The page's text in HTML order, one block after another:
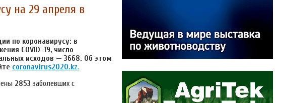
на 29 апреля в
по коронавирусу: в
COVID-19, число
исходов — 3668. Об этом
coronavirus2020.kz.
2853 заболевших с